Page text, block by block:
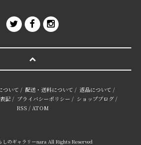
ついて / 配送・送料について / 返品について /
記/ プライバシーポリシー / ショップブログ/
RSS / ATOM
しのギャラリーnara All Rights Reserved